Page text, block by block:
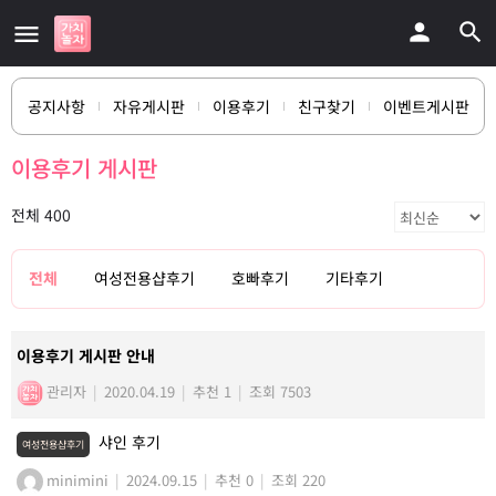
공지사항 자유게시판 이용후기 친구찾기 이벤트게시판
이용후기 게시판
전체 400
전체 여성전용샵후기 호빠후기 기타후기
이용후기 게시판 안내
관리자 | 2020.04.19 | 추천 1 | 조회 7503
여성전용샵후기 샤인 후기
minimini | 2024.09.15 | 추천 0 | 조회 220